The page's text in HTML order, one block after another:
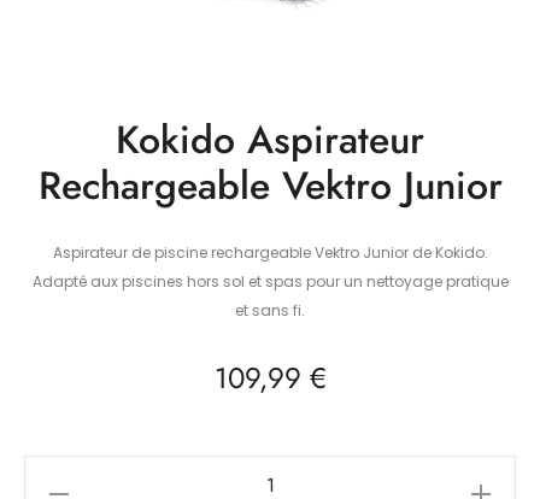
Kokido Aspirateur
Rechargeable Vektro Junior
Aspirateur de piscine rechargeable Vektro Junior de Kokido.
Adapté aux piscines hors sol et spas pour un nettoyage pratique
et sans fi.
109,99 €